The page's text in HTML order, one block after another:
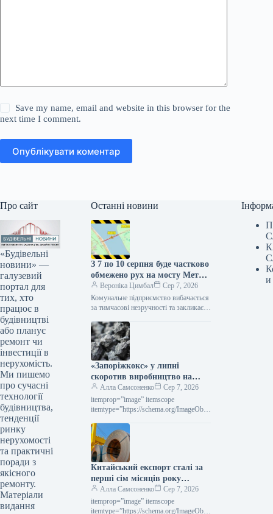
Save my name, email and website in this browser for the
next time I comment.
Опублікувати коментар
Про сайт
«Будівельні
новини» —
галузевий
портал для
тих, хто
працює в
будівництві
або планує
ремонт чи
інвестиції в
нерухомість.
Ми пишемо
про сучасні
технології
будівництва,
тенденції
ринку
нерухомості
та практичні
поради з
якісного
ремонту.
Матеріали
видання
Останні новини
З 7 по 10 серпня буде частково
обмежено рух на мосту Метро
(схема)
Вероніка Цимбал
Сер 7, 2026
Комунальне підприємство вибачається
за тимчасові незручності та закликає
плануванні своїх поїздок. Сьогодні,
11:56 Фото: kyivcity.com.ua Ремонт
дорожнього…
«Запоріжкокс» у липні
скоротив виробництво на
15,3% порівняно з попереднім
місяцем.
Алла Самсоненко
Сер 7, 2026
itemprop=”image” itemscope
itemtype=”https://schema.org/ImageObje
Новини Компанії виробництво коксу
Роздрукувати 130 07 Серпня 2026
«Запоріжкокс» у липні скоротив
випуск продукції…
Китайський експорт сталі за
перші сім місяців року
зменшився на 4,4% у
порівнянні з минулим роком.
Алла Самсоненко
Сер 7, 2026
itemprop=”image” itemscope
itemtype=”https://schema.org/ImageObje
и